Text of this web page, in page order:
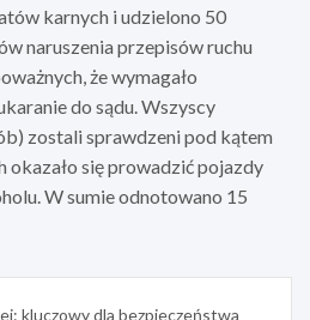
karnych i udzielono 50
naruszenia przepisów ruchu
że wymagało
do sądu. Wszyscy
zostali sprawdzeni pod kątem
okazało się prowadzić pojazdy
W sumie odnotowano 15
kluczowy dla bezpieczeństwa